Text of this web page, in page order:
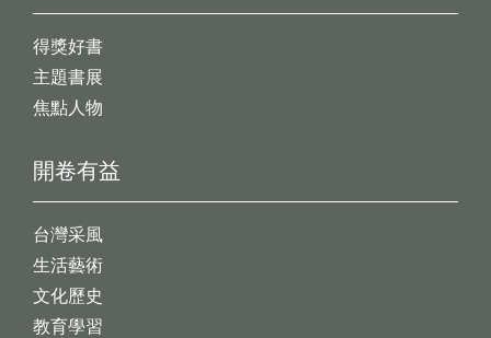
開卷有益
台灣采風
生活藝術
文化歷史
教育學習
得獎好書
主題書展
焦點人物